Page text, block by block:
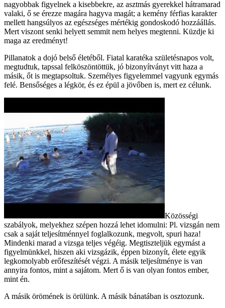
nagyobbak figyelnek a kisebbekre, az asztmás gyerekkel hátramarad
valaki, ő se érezze magára hagyva magát; a kemény férfias karakter
mellett hangsúlyos az egészséges mértékig gondoskodó hozzáállás.
Mert viszont senki helyett semmit nem helyes megtenni. Küzdje ki
maga az eredményt!
Pillanatok a dojó belső életéből. Fiatal karatéka születésnapos volt,
megtudtuk, tapssal felköszöntöttük, jó bizonyítványt vitt haza a
másik, őt is megtapsoltuk. Személyes figyelemmel vagyunk egymás
felé. Bensőséges a légkör, és ez épül a jövőben is, mert ez célunk.
Közösségi
szabályok, melyekhez szépen hozzá lehet idomulni: Pl. vizsgán nem
csak a saját teljesítménnyel foglalkozunk, megvolt, spuri haza!
Mindenki marad a vizsga teljes végéig. Megtiszteljük egymást a
figyelmünkkel, hiszen aki vizsgázik, éppen bizonyít, élete egyik
legkomolyabb erőfeszítését végzi. A másik teljesítménye is van
annyira fontos, mint a sajátom. Mert ő is van olyan fontos ember,
mint én.
A másik örömének is örülünk. A másik bánatában is osztozunk.